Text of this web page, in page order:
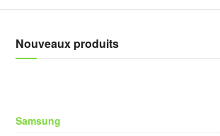
Nouveaux produits
Samsung